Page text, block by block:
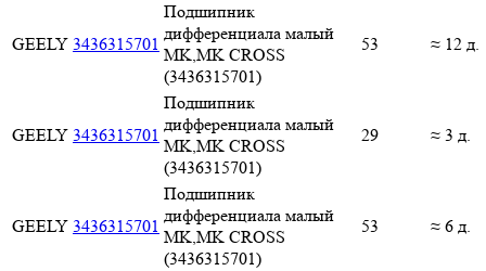
GEELY 3436315701
Подшипник
дифференциала малый
MK,MK CROSS
(3436315701)
53 ≈ 12 д.
GEELY 3436315701
Подшипник
дифференциала малый
MK,MK CROSS
(3436315701)
29 ≈ 3 д.
GEELY 3436315701
Подшипник
дифференциала малый
MK,MK CROSS
(3436315701)
53 ≈ 6 д.